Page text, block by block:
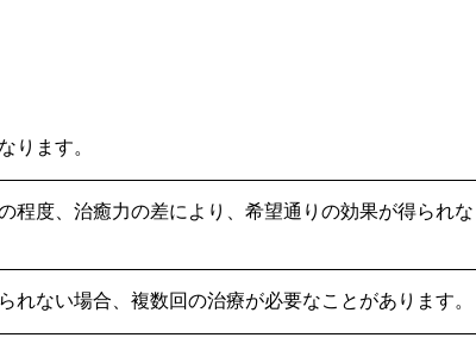
ります。
程度、治癒力の差により、希望通りの効果が得られな
れない場合、複数回の治療が必要なことがあります。